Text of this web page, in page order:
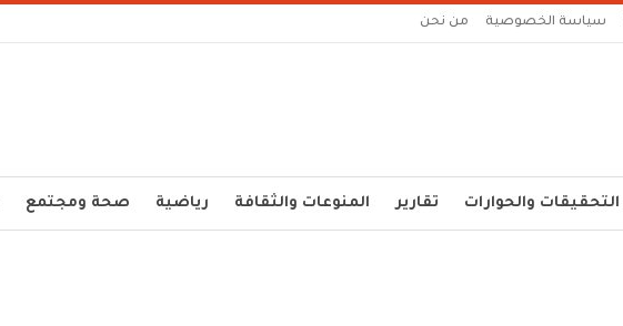
سياسة الخصوصية من نحن
التحقيقات والحوارات تقارير المنوعات والثقافة رياضية صحة ومجتمع